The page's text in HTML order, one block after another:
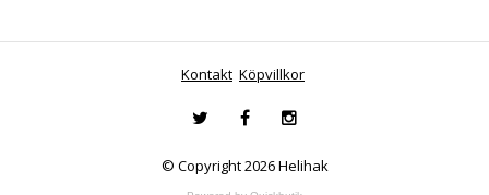
Kontakt Köpvillkor
© Copyright 2026 Helihak